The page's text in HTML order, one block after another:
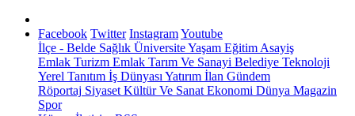
Facebook Twitter InstagramYoutube
İlçe - Belde Sağlık ÜniversiteYaşam Eğitim Asayiş
Emlak Turizm Emlak Tarım Ve Sanayi Belediye Teknoloji
Yerel Tanıtım İş Dünyası Yatırım İlan Gündem
Röportaj Siyaset Kültür Ve Sanat Ekonomi Dünya Magazin
Spor